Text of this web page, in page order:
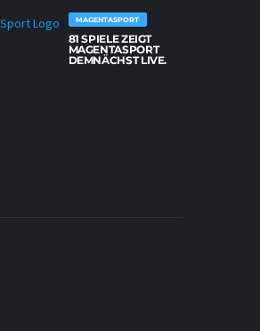
MAGENTASPORT
81 SPIELE ZEIGT
MAGENTASPORT
DEMNÄCHST LIVE.